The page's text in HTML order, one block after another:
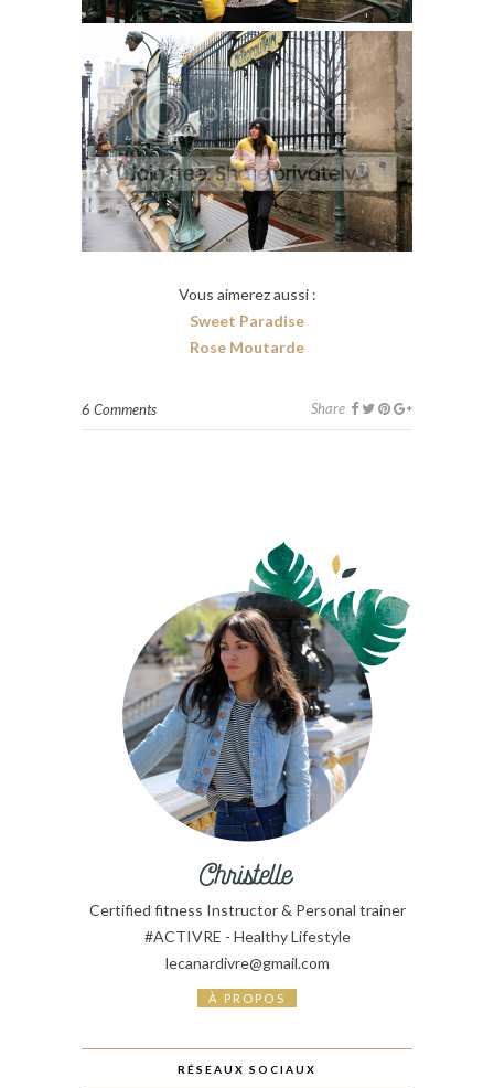
Vous aimerez aussi :
Sweet Paradise
Rose Moutarde
6 Comments Share
Certified fitness Instructor & Personal trainer
#ACTIVRE - Healthy Lifestyle
lecanardivre@gmail.com
À PROPOS
RÉSEAUX SOCIAUX